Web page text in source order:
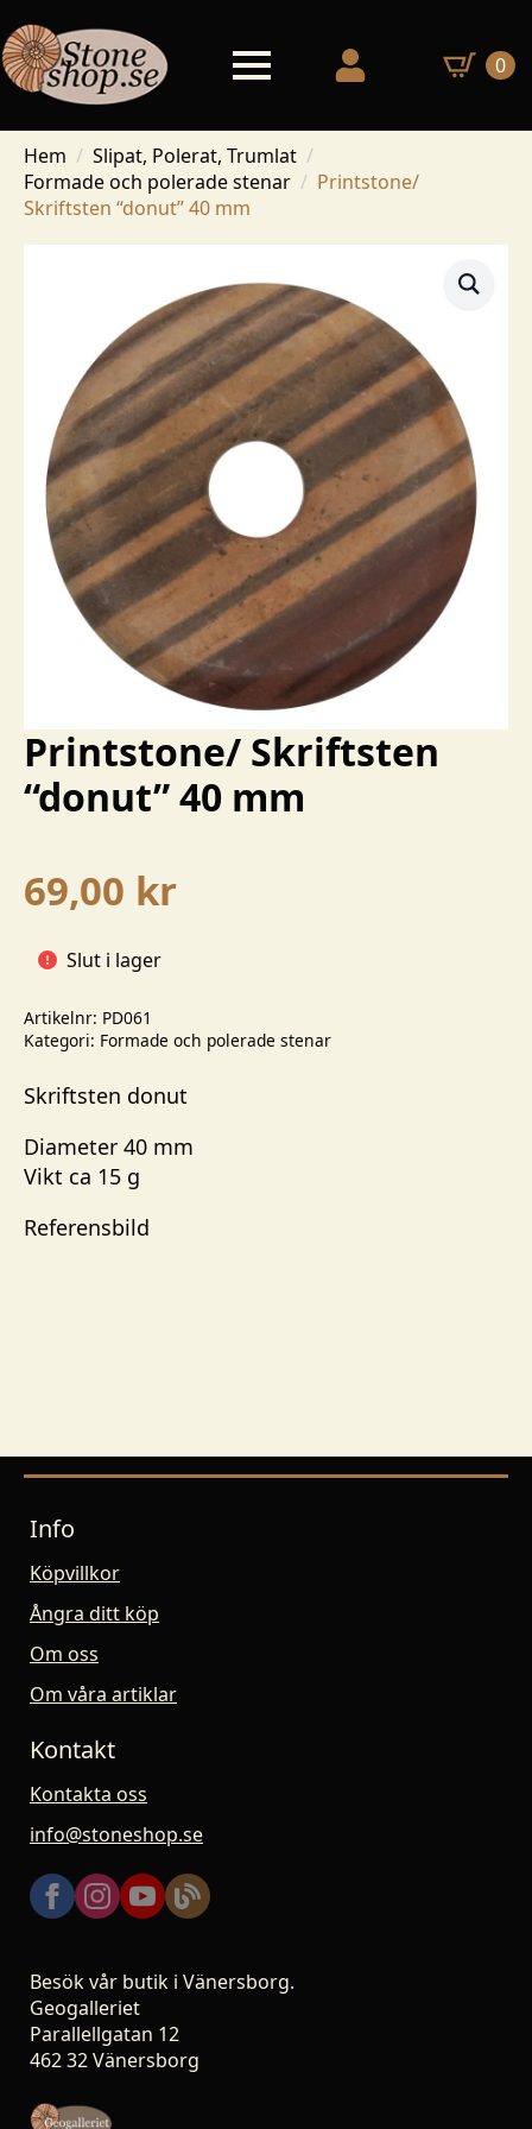
0
Hem
Slipat, Polerat, Trumlat
Formade och polerade stenar
Printstone/
Skriftsten “donut” 40 mm
Printstone/ Skriftsten
“donut” 40 mm
69,00 kr
Slut i lager
Artikelnr: PD061
Kategori: Formade och polerade stenar
Skriftsten donut
Diameter 40 mm
Vikt ca 15 g
Referensbild
Info
Köpvillkor
Ångra ditt köp
Om oss
Om våra artiklar
Kontakt
Kontakta oss
info@stoneshop.se
Besök vår butik i Vänersborg.
Geogalleriet
Parallellgatan 12
462 32 Vänersborg